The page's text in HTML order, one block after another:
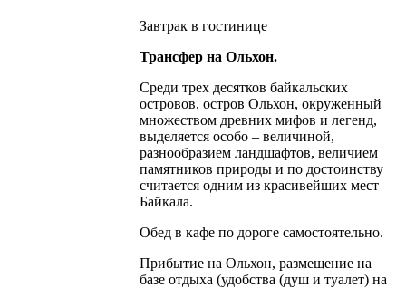
Завтрак в гостинице
Трансфер на Ольхон.
Среди трех десятков байкальских
островов, остров Ольхон, окруженный
множеством древних мифов и легенд,
выделяется особо – величиной,
разнообразием ландшафтов, величием
памятников природы и по достоинству
считается одним из красивейших мест
Байкала.
Обед в кафе по дороге самостоятельно.
Прибытие на Ольхон, размещение на
базе отдыха (удобства (душ и туалет) на